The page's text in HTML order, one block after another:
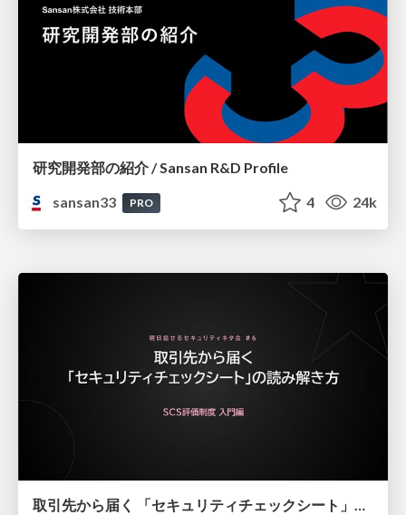
研究開発部の紹介 / Sansan R&D Profile
sansan33
PRO 4 24k
取引先から届く 「セキュリティチェックシート」の読み解き方